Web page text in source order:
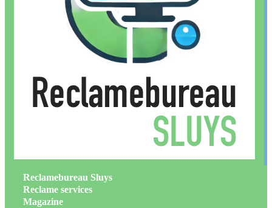
Reclamebureau Sluys
Reclame services
Magazine